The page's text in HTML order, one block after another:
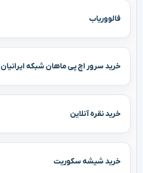
فالووریاب
خرید سرور اچ پی ماهان شبکه ایرانیان
خرید نقره آنلاین
خرید شیشه سکوریت